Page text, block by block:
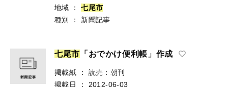
地域
： 七尾市
種別
： 新聞記事
七尾市 「おでかけ便利帳」作成
掲載紙 ：
読売：朝刊
掲載日
：
2012-06-03